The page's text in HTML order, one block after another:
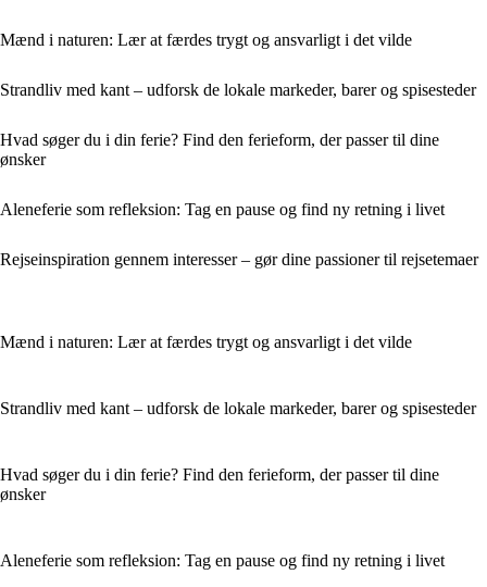
Mænd i naturen: Lær at færdes trygt og ansvarligt i det vilde
Strandliv med kant – udforsk de lokale markeder, barer og spisesteder
Hvad søger du i din ferie? Find den ferieform, der passer til dine
ønsker
Aleneferie som refleksion: Tag en pause og find ny retning i livet
Rejseinspiration gennem interesser – gør dine passioner til rejsetemaer
Mænd i naturen: Lær at færdes trygt og ansvarligt i det vilde
Strandliv med kant – udforsk de lokale markeder, barer og spisesteder
Hvad søger du i din ferie? Find den ferieform, der passer til dine
ønsker
Aleneferie som refleksion: Tag en pause og find ny retning i livet